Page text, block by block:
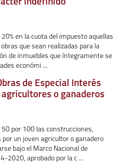
indefinido
en la cuota del impuesto aquellas
que sean realizadas para la
de inmuebles que íntegramente se
económi ...
de Especial Interés
o ganaderos
por 100 las construcciones,
un joven agricultor o ganadero
bajo el Marco Nacional de
2020, aprobado por la c ...